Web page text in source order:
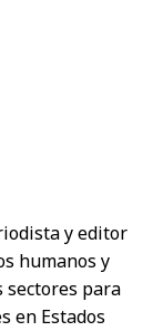
y editor
humanos y
sectores para
en Estados